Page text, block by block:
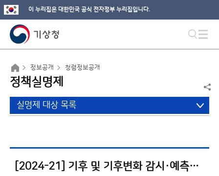
이 누리집은 대한민국 공식 전자정부 누리집입니다.
정보공개 청렴정보공개
정책실명제
실명제 대상 목록
[2024-21] 기후 및 기후변화 감시·예측정보 응용 기술개발